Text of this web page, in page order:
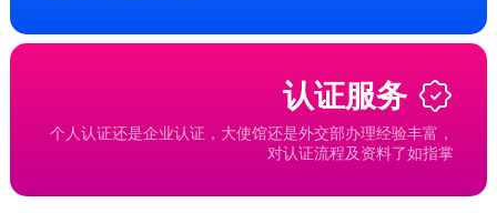
认证服务
个人认证还是企业认证，大使馆还是外交部办理经验丰富，
对认证流程及资料了如指掌